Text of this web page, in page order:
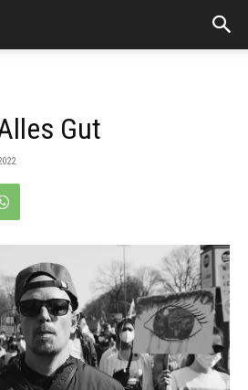
Gut